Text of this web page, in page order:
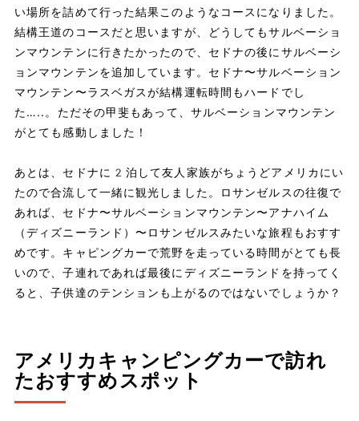
い場所を詰めて行った結果このようなコースになりました。
結構王道のコースだと思いますが、どうしてもサルベーショ
ンマウンテンに行きたかったので、セドナの後にサルベーシ
ョンマウンテンを追加しています。セドナ〜サルベーション
マウンテン〜ラスベガスが結構運転時間もハードでし
た…..。ただその甲斐もあって、サルベーションマウンテン
がとても感動しました！
あとは、セドナに2泊して友人家族がちょうどアメリカにい
たので合流して一緒に観光しました。ロサンゼルスの往復で
あれば、セドナ〜サルベーションマウンテン〜アナハイム
（ディズニーランド）〜ロサンゼルスみたいな旅程もおすす
めです。キャピングカーで荒野を走っている時間がとても長
いので、子連れであれば最後にディズニーランドを持ってく
ると、子供達のテンションも上がるのではないでしょうか？
アメリカキャンピングカーで訪れ
たおすすめスポット